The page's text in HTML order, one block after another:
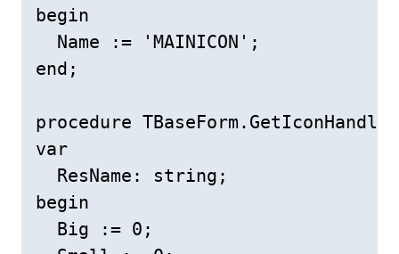
begin
  Name := 'MAINICON';
end;
procedure
var
  ResName: string;
begin
  Big := 0;